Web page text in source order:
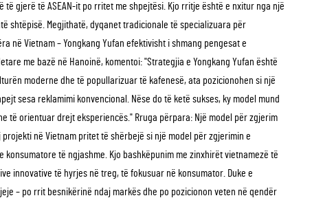
gjerë të ASEAN-it po rritet me shpejtësi. Kjo rritje është e nxitur nga një
shtëpisë. Megjithatë, dyqanet tradicionale të specializuara për
në Vietnam – Yongkang Yufan efektivisht i shmang pengesat e
me bazë në Hanoinë, komentoi: "Strategjia e Yongkang Yufan është
moderne dhe të popullarizuar të kafenesë, ata pozicionohen si një
sesa reklamimi konvencional. Nëse do të ketë sukses, ky model mund
të orientuar drejt eksperiencës." Rruga përpara: Një model për zgjerim
në Vietnam pritet të shërbejë si një model për zgjerimin e
të ngjashme. Kjo bashkëpunim me zinxhirët vietnamezë të
innovative të hyrjes në treg, të fokusuar në konsumator. Duke e
– po rrit besnikërinë ndaj markës dhe po pozicionon veten në qendër